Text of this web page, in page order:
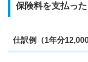
保険料を支払った
仕訳例（1年分